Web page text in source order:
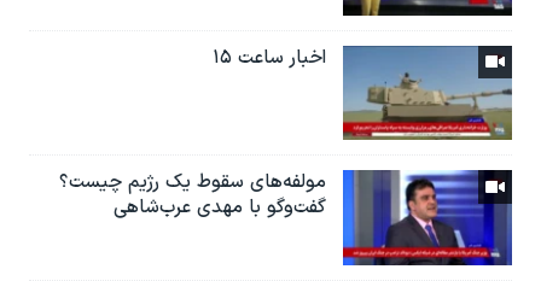
اخبار ساعت ۱۵
مولفه‌های سقوط یک رژیم چیست؟
گفت‌وگو با مهدی عرب‌شاهی